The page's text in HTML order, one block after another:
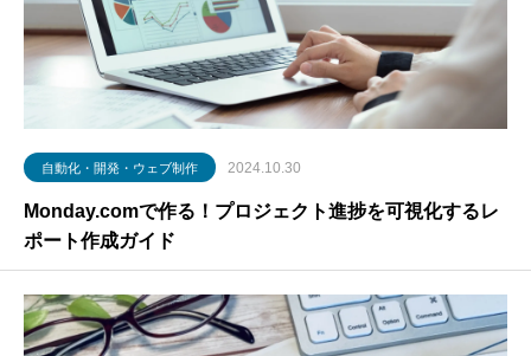
自動化・開発・ウェブ制作 2024.10.30
Monday.comで作る！プロジェクト進捗を可視化するレ
ポート作成ガイド